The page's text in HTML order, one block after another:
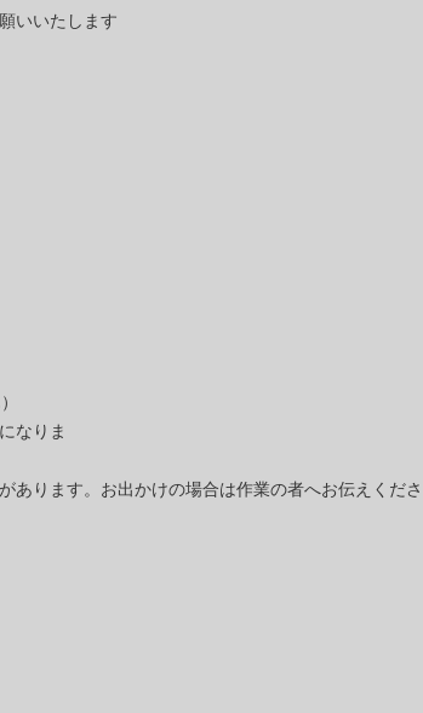
いいたします
なりま
あります。お出かけの場合は作業の者へお伝えくだ